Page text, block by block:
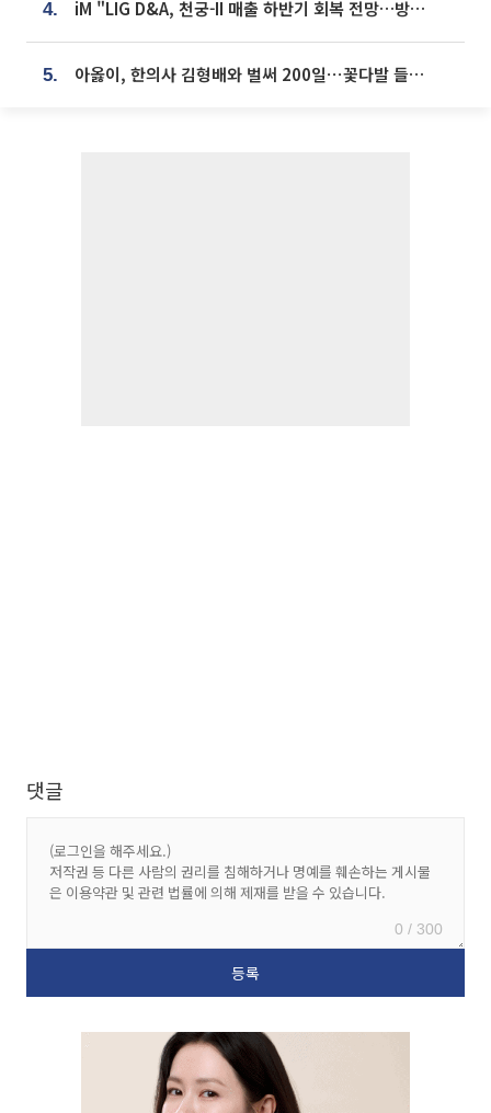
4. iM "LIG D&A, 천궁-II 매출 하반기 회복 전망…방산 톱픽 유지"
5. 아옳이, 한의사 김형배와 벌써 200일⋯꽃다발 들고 "프러포즈 아냐"
댓글
0 / 300